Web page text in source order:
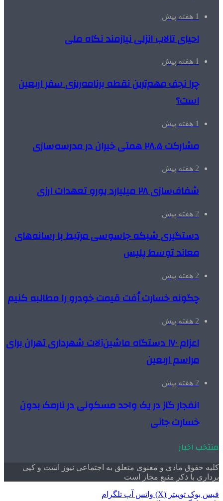
1 هفته پیش
احیای تالاب انزلی نیازمند نگاه ملی
1 هفته پیش
چرا نجف مهم‌ترین نقطه برنامه‌ریزی سفر اربعین
است؟
1 هفته پیش
مشارکت ۲۸.۵ همتی خیران در مدرسه‌سازی
2 هفته پیش
شفاف‌سازی ۲۸ میلیارد یورو تعهدات ارزی
2 هفته پیش
دستگیری شبکه جاسوسی مرتبط با رسانه‌های
معاند توسط پلیس
2 هفته پیش
چگونه خسارت اُفت قیمت خودرو را مطالبه کنیم
2 هفته پیش
اعزام ۱۷۰ دستگاه ماشین‌آلات شهرداری تهران برای
مراسم اربعین
2 هفته پیش
انفجار گاز در یک واحد مسکونی در نارمک بدون
خسارت جانی
منتخب اخبار
کلیه حقوق مادی و معنوی متعلق به اجتماعی نیوز است و کپی
برداری با ذکر منبع مجاز است
فیس بوک توییتر (X) واتس آپ تلگرام